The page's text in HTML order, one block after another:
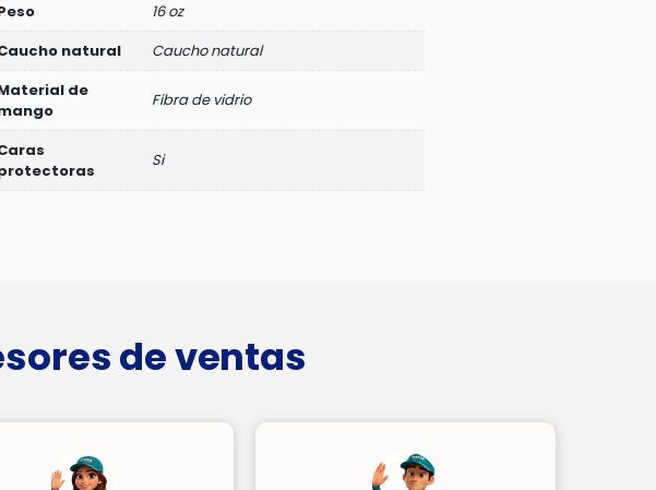
16 oz
natural
Caucho natural
de
Fibra de vidrio
Si
de ventas